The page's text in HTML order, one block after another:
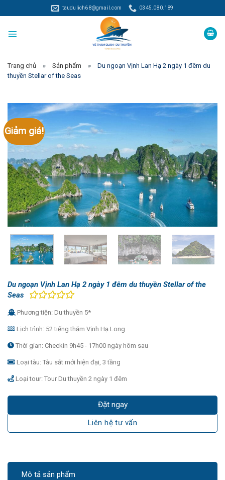
to
content
taudulich68@gmail.com 0345.080.189
Trang chủ » Sản phẩm »
Du ngoạn Vịnh Lan Hạ 2 ngày 1 đêm du
thuyền Stellar of the Seas
Giảm giá!
Du ngoạn Vịnh Lan Hạ 2 ngày 1 đêm du thuyền Stellar of the
Seas
Phương tiện: Du thuyền 5*
Lịch trình: 52 tiếng thăm Vịnh Hạ Long
Thời gian: Checkin 9h45 - 17h00 ngày hôm sau
Loại tàu: Tàu sắt mới hiện đại, 3 tầng
Loại tour: Tour Du thuyền 2 ngày 1 đêm
Đặt ngay
Liên hệ tư vấn
Mô tả sản phẩm